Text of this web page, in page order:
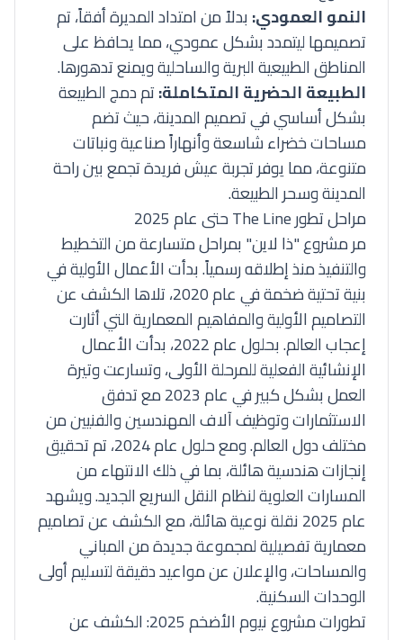
النمو العمودي: بدلاً من امتداد المديرة أفقاً، تم
تصميمها ليتمدد بشكل عمودي، مما يحافظ على
المناطق الطبيعية البرية والساحلية ويمنع تدهورها.
الطبيعة الحضرية المتكاملة:تم دمج الطبيعة
بشكل أساسي في تصميم المدينة، حيث تضم
مساحات خضراء شاسعة وأنهاراً صناعية ونباتات
متنوعة، مما يوفر تجربة عيش فريدة تجمع بين راحة
المدينة وسحر الطبيعة.
مراحل تطور The Line حتى عام 2025
مر مشروع "ذا لاين" بمراحل متسارعة من التخطيط
والتنفيذ منذ إطلاقه رسمياً. بدأت الأعمال الأولية في
بنية تحتية ضخمة في عام 2020، تلاها الكشف عن
التصاميم الأولية والمفاهيم المعمارية التي أثارت
إعجاب العالم. بحلول عام 2022، بدأت الأعمال
الإنشائية الفعلية للمرحلة الأولى، وتسارعت وتيرة
العمل بشكل كبير في عام 2023 مع تدفق
الاستثمارات وتوظيف آلاف المهندسين والفنيين من
مختلف دول العالم. ومع حلول عام 2024، تم تحقيق
إنجازات هندسية هائلة، بما في ذلك الانتهاء من
المسارات العلوية لنظام النقل السريع الجديد. ويشهد
عام 2025 نقلة نوعية هائلة، مع الكشف عن تصاميم
معمارية تفصيلية لمجموعة جديدة من المباني
والمساحات، والإعلان عن مواعيد دقيقة لتسليم أولى
الوحدات السكنية.
تطورات مشروع نيوم الأضخم 2025: الكشف عن